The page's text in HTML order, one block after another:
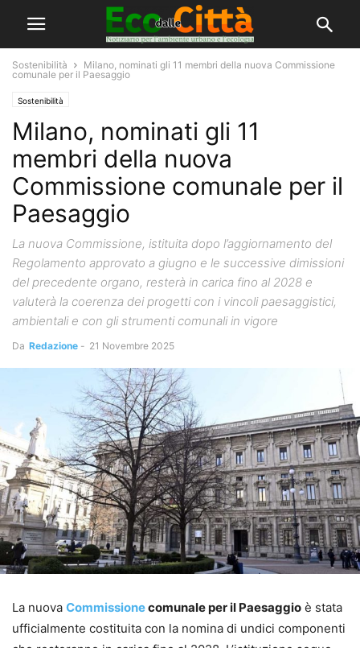
Sostenibilità
Milano, nominati gli 11 membri della nuova Commissione
comunale per il Paesaggio
Sostenibilità
Milano, nominati gli 11
membri della nuova
Commissione comunale per il
Paesaggio
La nuova Commissione, istituita dopo l’aggiornamento del
Regolamento approvato a giugno e le successive dimissioni
del precedente organo, resterà in carica fino al 2028 e
valuterà la coerenza dei progetti con i vincoli paesaggistici,
ambientali e con gli strumenti comunali in vigore
Da Redazione - 21 Novembre 2025
La nuova Commissionecomunale per il Paesaggio è stata
ufficialmente costituita con la nomina di undici componenti